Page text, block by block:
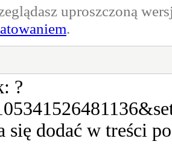
uproszczoną
.
się dodać w treści